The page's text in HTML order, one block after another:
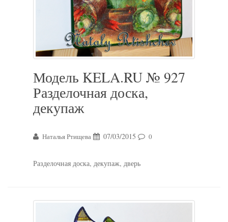
Модель KELA.RU № 927
Разделочная доска,
декупаж
Наталья Ртищева 07/03/2015 0
Разделочная доска, декупаж, дверь